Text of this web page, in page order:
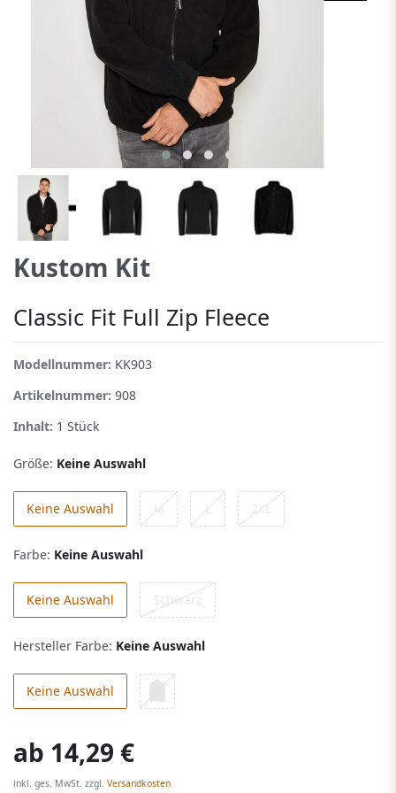
Kustom Kit
Classic Fit Full Zip Fleece
Modellnummer: KK903
Artikelnummer: 908
Inhalt: 1 Stück
Größe: Keine Auswahl
Keine Auswahl M L 2XL
Farbe: Keine Auswahl
Keine Auswahl Schwarz
Hersteller Farbe: Keine Auswahl
Keine Auswahl
ab 14,29 €
inkl. ges. MwSt. zzgl. Versandkosten